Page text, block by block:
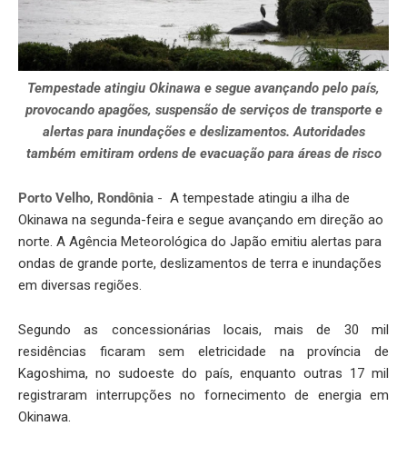
Tempestade atingiu Okinawa e segue avançando pelo país,
provocando apagões, suspensão de serviços de transporte e
alertas para inundações e deslizamentos. Autoridades
também emitiram ordens de evacuação para áreas de risco
Porto Velho, Rondônia - A tempestade atingiu a ilha de
Okinawa na segunda-feira e segue avançando em direção ao
norte. A Agência Meteorológica do Japão emitiu alertas para
ondas de grande porte, deslizamentos de terra e inundações
em diversas regiões.
Segundo as concessionárias locais, mais de 30 mil
residências ficaram sem eletricidade na província de
Kagoshima, no sudoeste do país, enquanto outras 17 mil
registraram interrupções no fornecimento de energia em
Okinawa.